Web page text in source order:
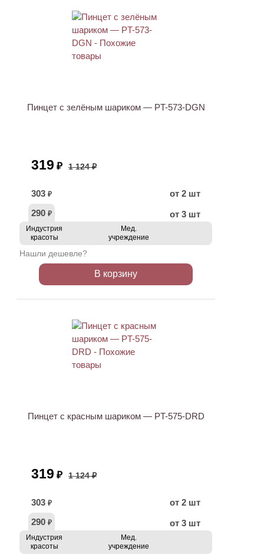
Пинцет с зелёным шариком — PT-573-DGN
319 ₽ 1 124 ₽
303 ₽
от 2 шт
290 ₽ от 3 шт
Индустрия
красоты
Мед.
учреждение
Нашли дешевле?
В корзину
Пинцет с красным шариком — PT-575-DRD
319 ₽ 1 124 ₽
303 ₽
от 2 шт
290 ₽ от 3 шт
Индустрия
красоты
Мед.
учреждение